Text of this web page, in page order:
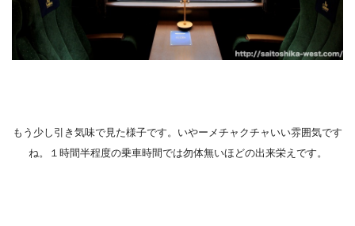
もう少し引き気味で見た様子です。いやーメチャクチャいい雰囲気です
ね。１時間半程度の乗車時間では勿体無いほどの出来栄えです。